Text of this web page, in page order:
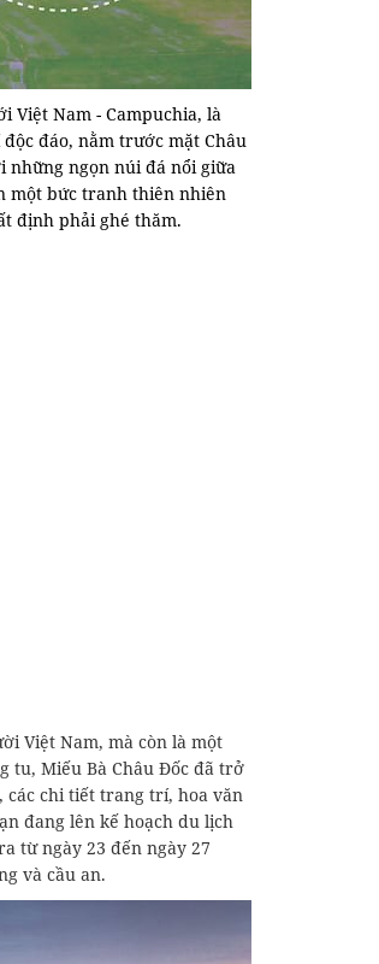
Việt Nam - Campuchia, là
đáo, nằm trước mặt Châu
những ngọn núi đá nổi giữa
một bức tranh thiên nhiên
định phải ghé thăm.
Việt Nam, mà còn là một
tu, Miếu Bà Châu Đốc đã trở
các chi tiết trang trí, hoa văn
đang lên kế hoạch du lịch
từ ngày 23 đến ngày 27
và cầu an.